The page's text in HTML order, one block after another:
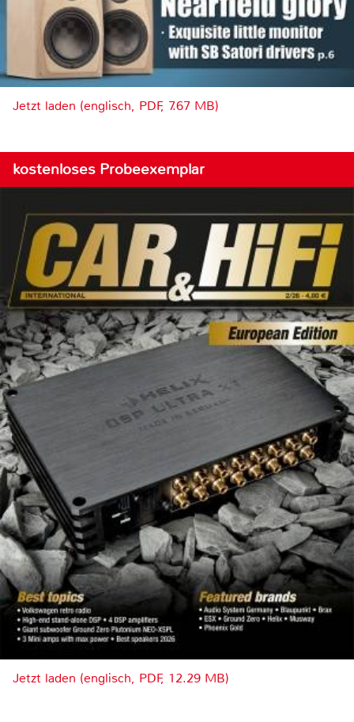
Jetzt laden (englisch, PDF, 7.67 MB)
kostenloses Probeexemplar
Jetzt laden (englisch, PDF, 12.29 MB)